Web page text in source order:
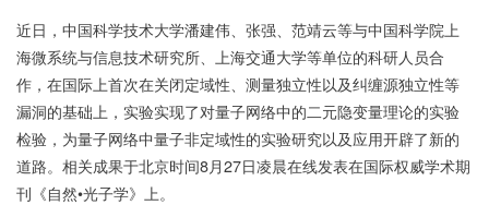
近日，中国科学技术大学潘建伟、张强、范靖云等与中国科学院上
海微系统与信息技术研究所、上海交通大学等单位的科研人员合
作，在国际上首次在关闭定域性、测量独立性以及纠缠源独立性等
漏洞的基础上，实验实现了对量子网络中的二元隐变量理论的实验
检验，为量子网络中量子非定域性的实验研究以及应用开辟了新的
道路。相关成果于北京时间8月27日凌晨在线发表在国际权威学术期
刊《自然•光子学》上。